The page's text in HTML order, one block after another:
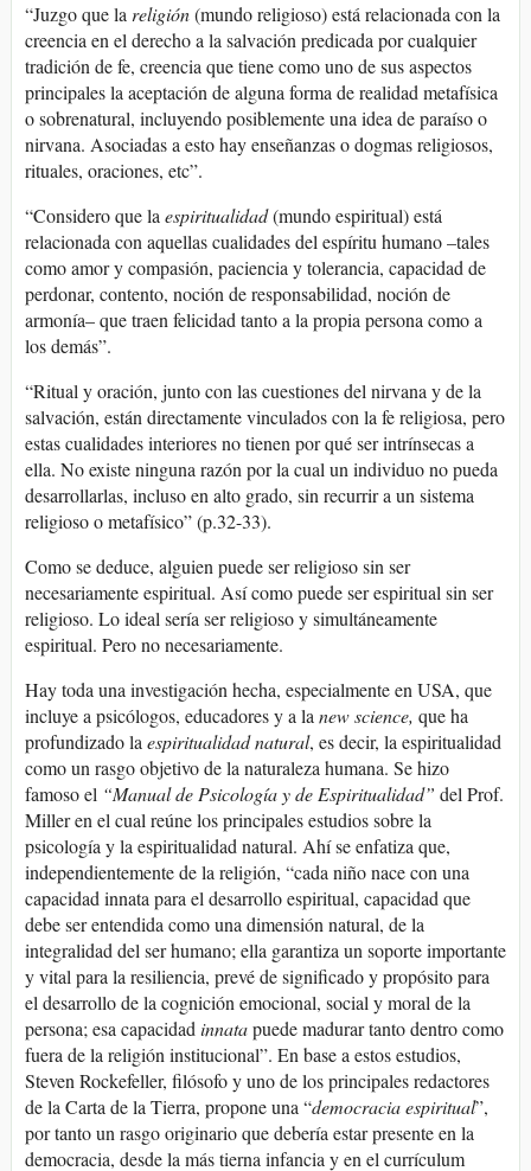
“Juzgo que lareligión(mundo religioso) está relacionada con la
creencia en el derecho a la salvación predicada por cualquier
tradición de fe, creencia que tiene como uno de sus aspectos
principales la aceptación de alguna forma de realidad metafísica
o sobrenatural, incluyendo posiblemente una idea de paraíso o
nirvana. Asociadas a esto hay enseñanzas o dogmas religiosos,
rituales, oraciones, etc”.
“Considero que laespiritualidad(mundo espiritual) está
relacionada con aquellas cualidades del espíritu humano –tales
como amor y compasión, paciencia y tolerancia, capacidad de
perdonar, contento, noción de responsabilidad, noción de
armonía– que traen felicidad tanto a la propia persona como a
los demás”.
“Ritual y oración, junto con las cuestiones del nirvana y de la
salvación, están directamente vinculados con la fe religiosa, pero
estas cualidades interiores no tienen por qué ser intrínsecas a
ella. No existe ninguna razón por la cual un individuo no pueda
desarrollarlas, incluso en alto grado, sin recurrir a un sistema
religioso o metafísico” (p.32-33).
Como se deduce, alguien puede ser religioso sin ser
necesariamente espiritual. Así como puede ser espiritual sin ser
religioso. Lo ideal sería ser religioso y simultáneamente
espiritual. Pero no necesariamente.
Hay toda una investigación hecha, especialmente en USA, que
incluye a psicólogos, educadores y a lanew science, que ha
profundizado laespiritualidad natural, es decir, la espiritualidad
como un rasgo objetivo de la naturaleza humana. Se hizo
famoso el “Manual de Psicología y de Espiritualidad” del Prof.
Miller en el cual reúne los principales estudios sobre la
psicología y la espiritualidad natural. Ahí se enfatiza que,
independientemente de la religión, “cada niño nace con una
capacidad innata para el desarrollo espiritual, capacidad que
debe ser entendida como una dimensión natural, de la
integralidad del ser humano; ella garantiza un soporte importante
y vital para la resiliencia, prevé de significado y propósito para
el desarrollo de la cognición emocional, social y moral de la
persona; esa capacidadinnatapuede madurar tanto dentro como
fuera de la religión institucional”. En base a estos estudios,
Steven Rockefeller, filósofo y uno de los principales redactores
de la Carta de la Tierra, propone una “democracia espiritual”,
por tanto un rasgo originario que debería estar presente en la
democracia, desde la más tierna infancia y en el currículum